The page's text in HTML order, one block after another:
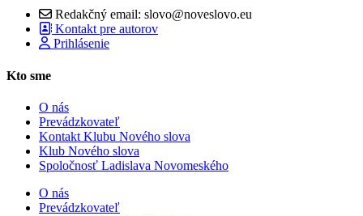
Redakčný email: slovo@noveslovo.eu
Kontakt pre autorov
Prihlásenie
Kto sme
O nás
Prevádzkovateľ
Kontakt Klubu Nového slova
Klub Nového slova
Spoločnosť Ladislava Novomeského
O nás
Prevádzkovateľ